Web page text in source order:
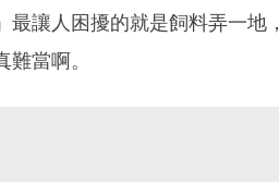
」最讓人困擾的就是飼料弄一
當啊。